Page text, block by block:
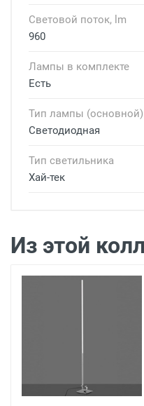
Световой поток, lm
960
Лампы в комплекте
Есть
Тип лампы (основной)
Светодиодная
Тип светильника
Хай-тек
Заказ менее 500
Поставка
Подъем 100
Бесплатно.
Из этой